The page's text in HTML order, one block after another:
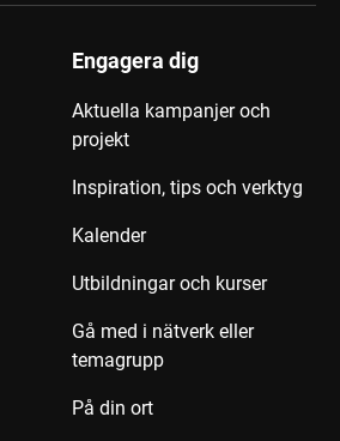
Engagera dig
Aktuella kampanjer och
projekt
Inspiration, tips och verktyg
Kalender
Utbildningar och kurser
Gå med i nätverk eller
temagrupp
På din ort